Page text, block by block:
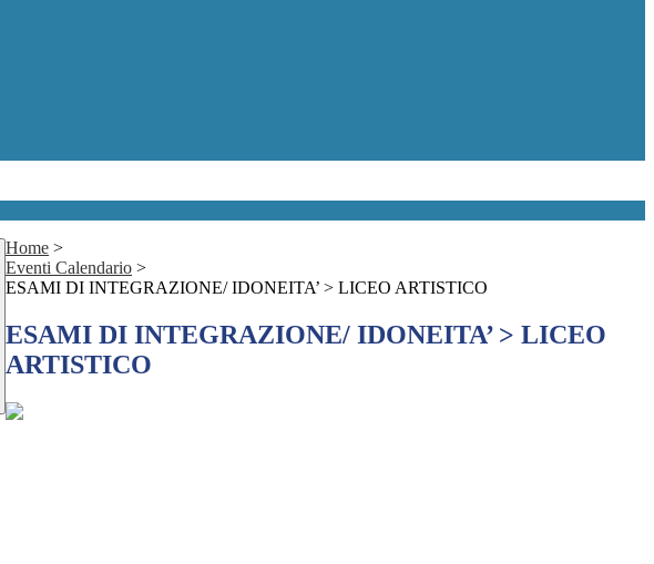
Home >
Eventi Calendario >
ESAMI DI INTEGRAZIONE/ IDONEITA’ > LICEO ARTISTICO
ESAMI DI INTEGRAZIONE/ IDONEITA’ > LICEO
ARTISTICO